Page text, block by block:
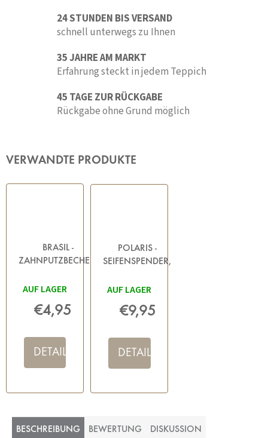
24 STUNDEN BIS VERSAND
schnell unterwegs zu Ihnen
35 JAHRE AM MARKT
Erfahrung steckt in jedem Teppich
45 TAGE ZUR RÜCKGABE
Rückgabe ohne Grund möglich
VERWANDTE PRODUKTE
BRASIL -
ZAHNPUTZBECHER,
AUF LAGER
€4,95
DETAIL
POLARIS -
SEIFENSPENDER,
AUF LAGER
€9,95
DETAIL
BESCHREIBUNG BEWERTUNG DISKUSSION